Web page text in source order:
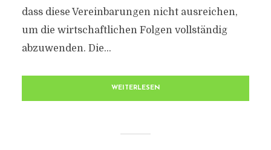
dass diese Vereinbarungen nicht ausreichen,
um die wirtschaftlichen Folgen vollständig
abzuwenden. Die...
WEITERLESEN